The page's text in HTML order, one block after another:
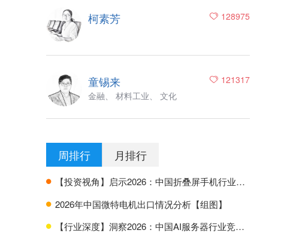
128975
柯素芳
121317
童锡来
金融、 材料工业、 文化
周排行 月排行
H 【投资视角】启示2026：中国折叠屏手机行业投融资及兼并重组分析
H 2026年中国微特电机出口情况分析【组图】
H 【行业深度】洞察2026：中国AI服务器行业竞争格局及市场份额